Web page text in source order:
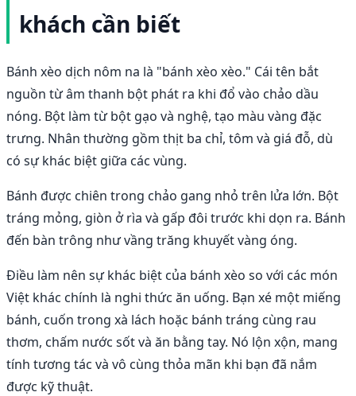
khách cần biết
Bánh xèo dịch nôm na là "bánh xèo xèo." Cái tên bắt
nguồn từ âm thanh bột phát ra khi đổ vào chảo dầu
nóng. Bột làm từ bột gạo và nghệ, tạo màu vàng đặc
trưng. Nhân thường gồm thịt ba chỉ, tôm và giá đỗ, dù
có sự khác biệt giữa các vùng.
Bánh được chiên trong chảo gang nhỏ trên lửa lớn. Bột
tráng mỏng, giòn ở rìa và gấp đôi trước khi dọn ra. Bánh
đến bàn trông như vầng trăng khuyết vàng óng.
Điều làm nên sự khác biệt của bánh xèo so với các món
Việt khác chính là nghi thức ăn uống. Bạn xé một miếng
bánh, cuốn trong xà lách hoặc bánh tráng cùng rau
thơm, chấm nước sốt và ăn bằng tay. Nó lộn xộn, mang
tính tương tác và vô cùng thỏa mãn khi bạn đã nắm
được kỹ thuật.